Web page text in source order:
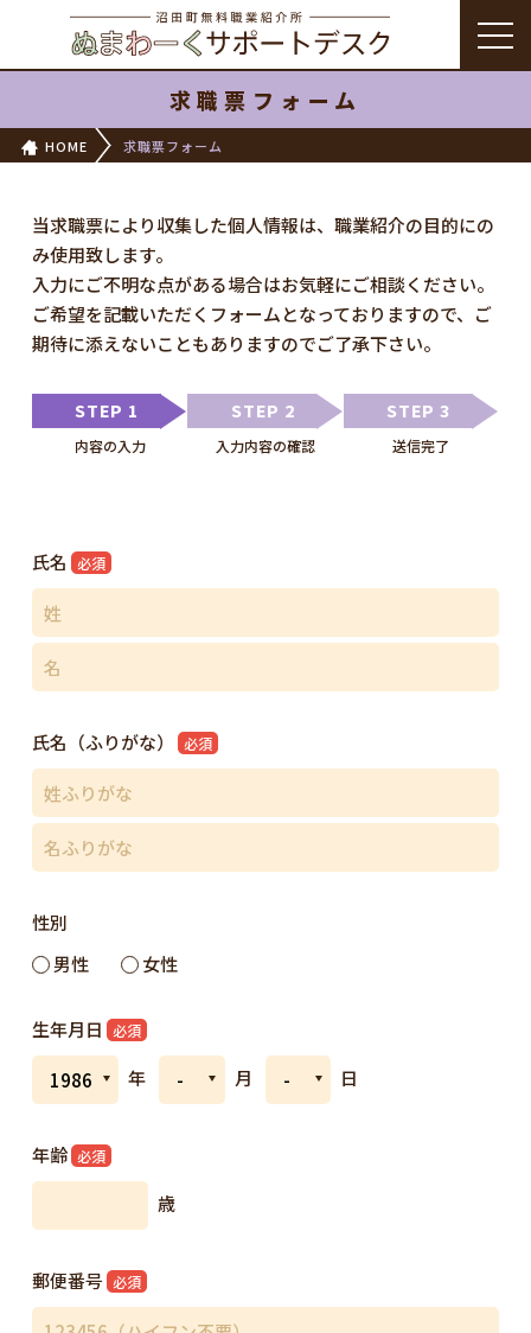
求職票フォーム
HOME 求職票フォーム
当求職票により収集した個人情報は、職業紹介の目的にの
み使用致します。
入力にご不明な点がある場合はお気軽にご相談ください。
ご希望を記載いただくフォームとなっておりますので、ご
期待に添えないこともありますのでご了承下さい。
STEP 1
内容の入力
STEP 2
入力内容の確認
STEP 3
送信完了
氏名 必須
氏名（ふりがな） 必須
性別
男性
女性
生年月日 必須
年 月 日
年齢 必須
歳
郵便番号 必須